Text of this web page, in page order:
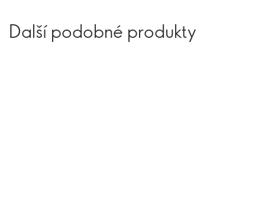
Další podobné produkty